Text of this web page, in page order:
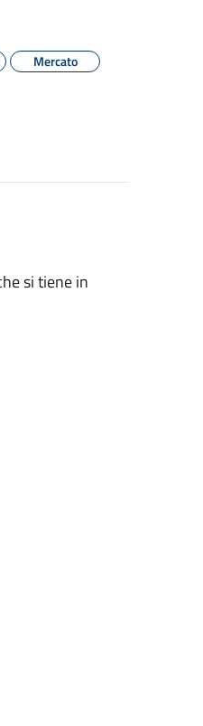
Mercato
si tiene in